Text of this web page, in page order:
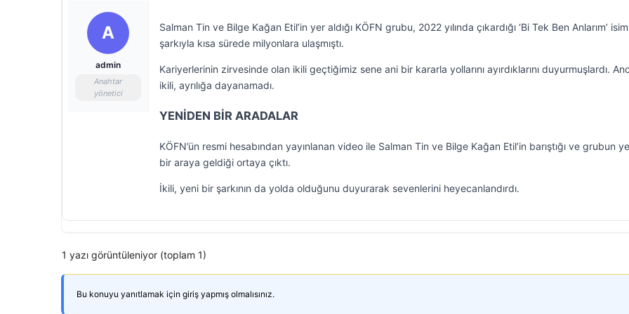
A
admin
Anahtar
yönetici
Salman Tin ve Bilge Kağan Etil’in yer aldığı KÖFN grubu, 2022 yılında çıkardığı ‘Bi Tek Ben Anlarım’
şarkıyla kısa sürede milyonlara ulaşmıştı.
Kariyerlerinin zirvesinde olan ikili geçtiğimiz sene ani bir kararla yollarını ayırdıklarını duyurmuşlardı.
ikili, ayrılığa dayanamadı.
YENİDEN BİR ARADALAR
KÖFN’ün resmi hesabından yayınlanan video ile Salman Tin ve Bilge Kağan Etil’in barıştığı ve grubun
bir araya geldiği ortaya çıktı.
İkili, yeni bir şarkının da yolda olduğunu duyurarak sevenlerini heyecanlandırdı.
1 yazı görüntüleniyor (toplam 1)
Bu konuyu yanıtlamak için giriş yapmış olmalısınız.